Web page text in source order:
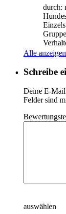
durch:
Alle anzeigen
Schreibe
Deine E-
Felder sind
auswählen